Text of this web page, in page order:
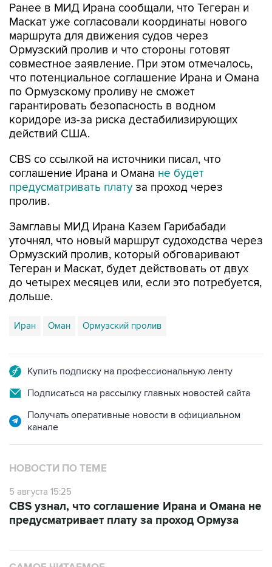
Ранее в МИД Ирана сообщали, что Тегеран и
Маскат уже согласовали координаты нового
маршрута для движения судов через
Ормузский пролив и что стороны готовят
совместное заявление. При этом отмечалось,
что потенциальное соглашение Ирана и Омана
по Ормузскому проливу не сможет
гарантировать безопасность в водном
коридоре из-за риска дестабилизирующих
действий США.
CBS со ссылкой на источники писал, что
соглашение Ирана и Омана не будет
предусматривать плату за проход через
пролив.
Замглавы МИД Ирана Казем Гарибабади
уточнял, что новый маршрут судоходства через
Ормузский пролив, который обговаривают
Тегеран и Маскат, будет действовать от двух
до четырех месяцев или, если это потребуется,
дольше.
Иран Оман Ормузский пролив
Купить подписку на профессиональную ленту
Подписаться на рассылку главных новостей сайта
Получать оперативные новости в официальном
канале
НОВОСТИ ПО ТЕМЕ
5 августа 15:25
CBS узнал, что соглашение Ирана и Омана не
предусматривает плату за проход Ормуза